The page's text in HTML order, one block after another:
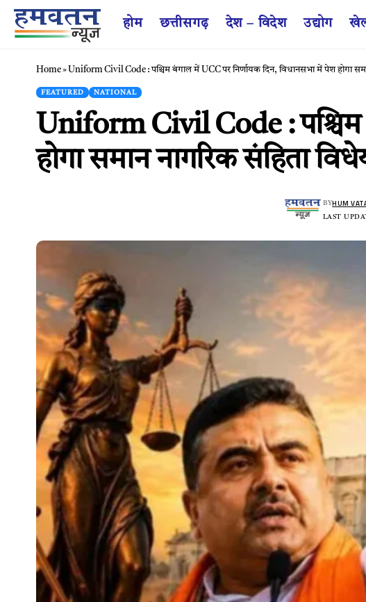
होम छत्तीसगढ़ देश – विदेश उद्योग
Home» Uniform Civil Code : पश्चिम बंगाल में UCC पर निर्णायक दिन, विधानसभा में पेश होगा
FEATURED NATIONAL
Uniform Civil Code : पश्चिम
होगा समान नागरिक संहिता
LAST
BYHUM